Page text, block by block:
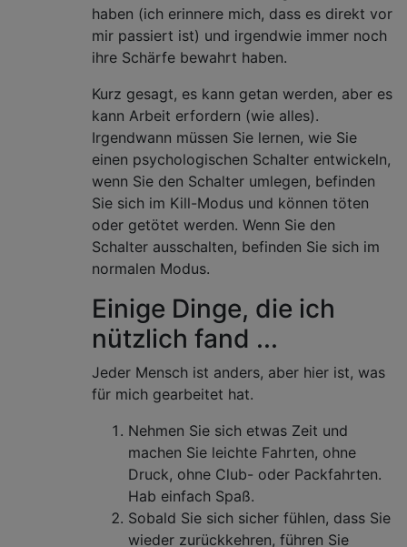
haben (ich erinnere mich, dass es direkt vor
mir passiert ist) und irgendwie immer noch
ihre Schärfe bewahrt haben.
Kurz gesagt, es kann getan werden, aber es
kann Arbeit erfordern (wie alles).
Irgendwann müssen Sie lernen, wie Sie
einen psychologischen Schalter entwickeln,
wenn Sie den Schalter umlegen, befinden
Sie sich im Kill-Modus und können töten
oder getötet werden. Wenn Sie den
Schalter ausschalten, befinden Sie sich im
normalen Modus.
Einige Dinge, die ich
nützlich fand ...
Jeder Mensch ist anders, aber hier ist, was
für mich gearbeitet hat.
Nehmen Sie sich etwas Zeit und
machen Sie leichte Fahrten, ohne
Druck, ohne Club- oder Packfahrten.
Hab einfach Spaß.
Sobald Sie sich sicher fühlen, dass Sie
wieder zurückkehren, führen Sie